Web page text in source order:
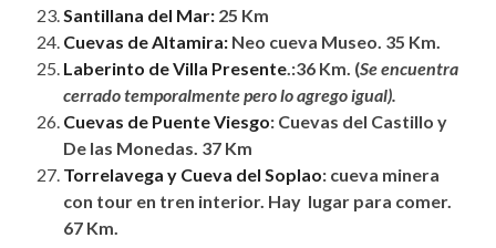
Santillana del Mar: 25 Km
Cuevas de Altamira: Neo cueva Museo. 35 Km.
Laberinto deVilla Presente .:36 Km. (Se encuentra
cerrado temporalmente pero lo agrego igual).
Cuevas de Puente Viesgo: Cuevas del Castillo y
De las Monedas. 37 Km
Torrelavega y Cueva del Soplao: cueva minera
con tour en tren interior. Hay lugar para comer.
67 Km.